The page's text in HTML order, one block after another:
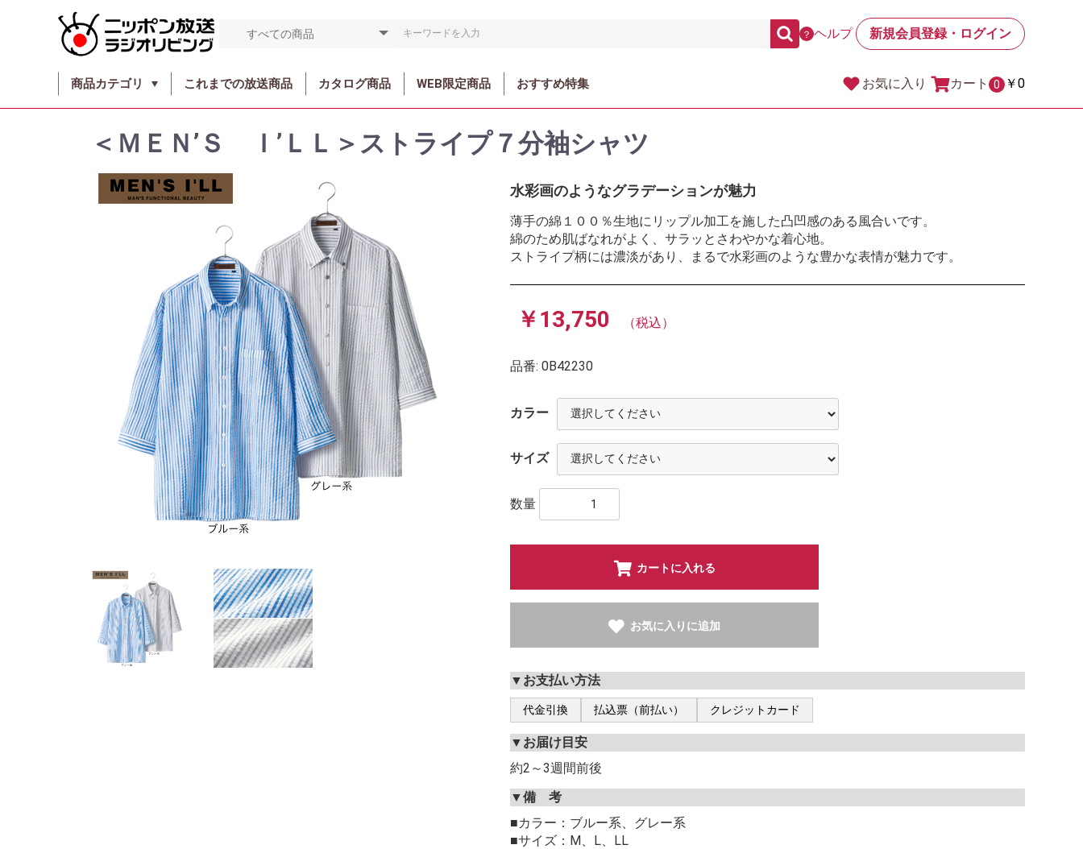
？ ヘルプ 新規会員登録・ログイン
商品カテゴリ これまでの放送商品 カタログ商品 WEB限定商品 おすすめ特集 お気に入り カート 0 ￥0
＜ＭＥＮ’Ｓ Ｉ’ＬＬ＞ストライプ７分袖シャツ
水彩画のようなグラデーションが魅力
薄手の綿１００％生地にリップル加工を施した凸凹感のある風合いです。
綿のため肌ばなれがよく、サラッとさわやかな着心地。
ストライプ柄には濃淡があり、まるで水彩画のような豊かな表情が魅力です。
￥13,750 （税込）
品番: 0B42230
カラー
サイズ
数量
カートに入れる
お気に入りに追加
▼お支払い方法
代金引換 払込票（前払い） クレジットカード
▼お届け目安
約2～3週間前後
▼備 考
■カラー：ブルー系、グレー系
■サイズ：M、L、LL